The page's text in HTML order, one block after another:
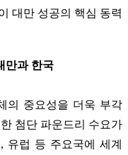
대만 성공의 핵심 동력
만과 한국
의 중요성을 더욱 부각
첨단 파운드리 수요가
유럽 등 주요국에 세계